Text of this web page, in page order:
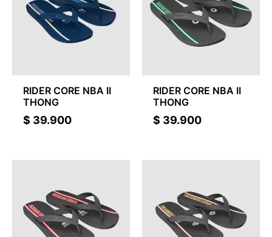
RIDER CORE NBA II
THONG
$ 39.900
RIDER CORE NBA II
THONG
$ 39.900